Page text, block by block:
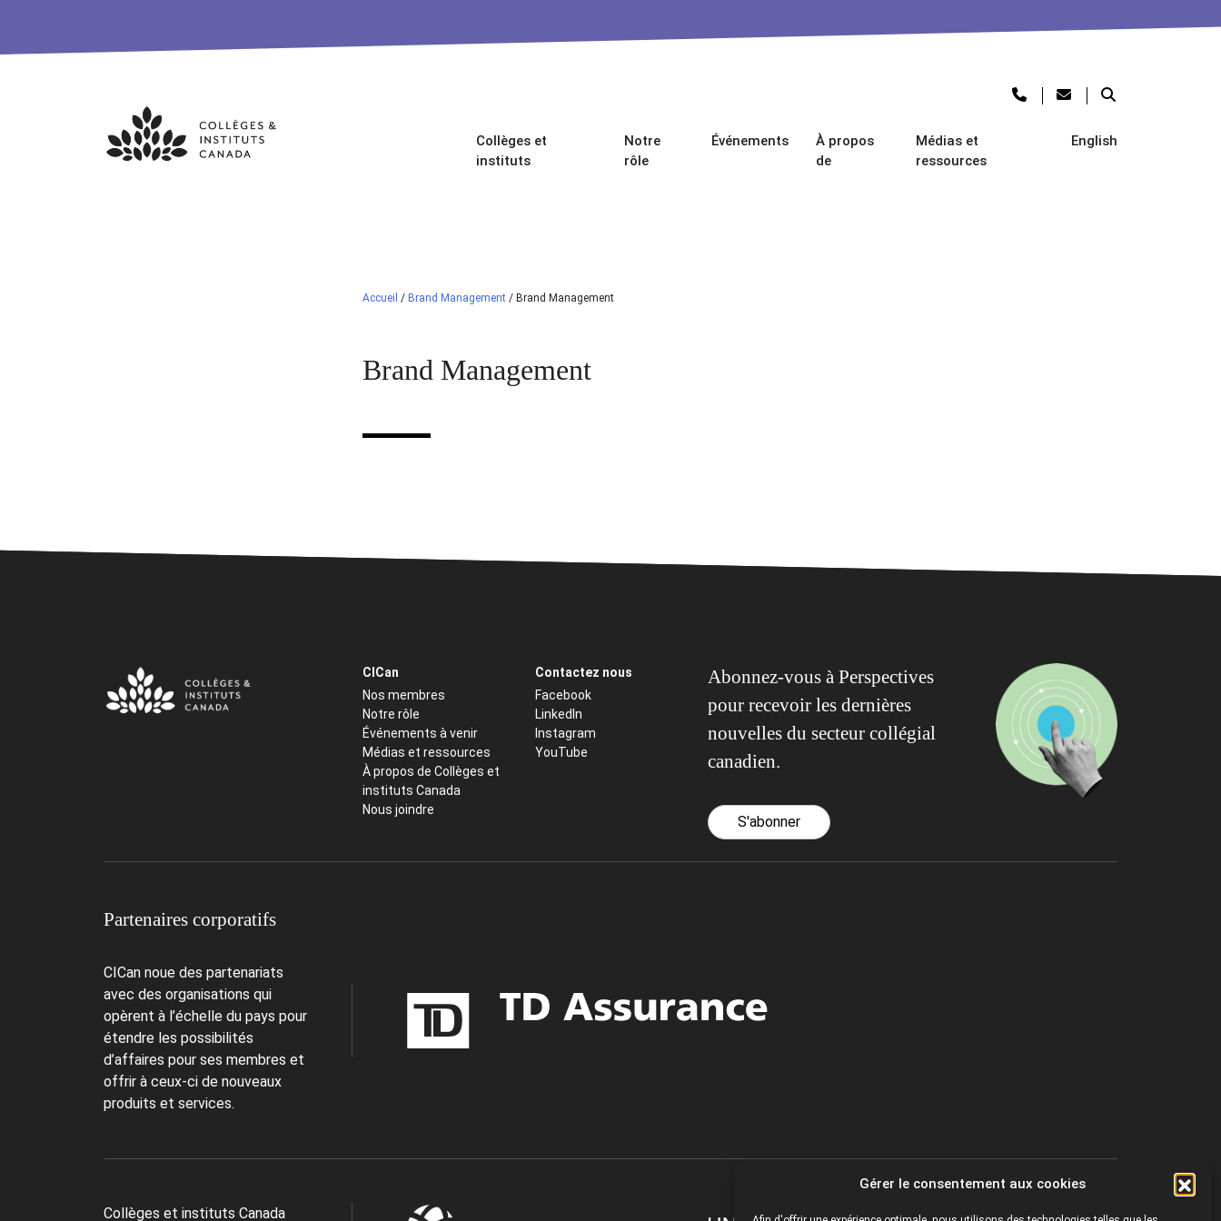
Gérer le consentement aux cookies
Skip
Collèges et
instituts
Notre
rôle
Événements
À propos
de
Médias et
ressources
English
Accueil / Brand Management / Brand Management
Brand Management
CICan
Nos membres
Notre rôle
Événements à venir
Médias et ressources
À propos de Collèges et
instituts Canada
Nous joindre
Contactez nous
Facebook
LinkedIn
Instagram
YouTube
Abonnez-vous à Perspectives
pour recevoir les dernières
nouvelles du secteur collégial
canadien.
S'abonner
Partenaires corporatifs
CICan noue des partenariats
avec des organisations qui
opèrent à l’échelle du pays pour
étendre les possibilités
d’affaires pour ses membres et
offrir à ceux-ci de nouveaux
produits et services.
Collèges et instituts Canada